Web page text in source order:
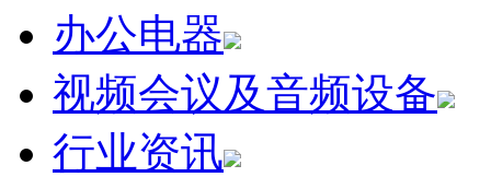
办公电器
视频会议及音频设备
行业资讯